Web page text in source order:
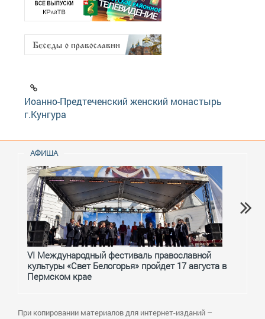
Иоанно-Предтеченский женский монастырь
г.Кунгура
АФИША
VI Международный фестиваль православной
культуры «Свет Белогорья» пройдет 17 августа в
Пермском крае
При копировании материалов для интернет-изданий –